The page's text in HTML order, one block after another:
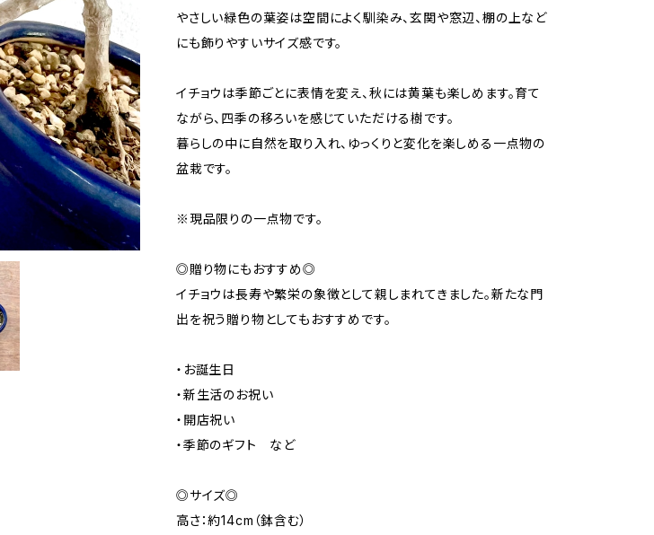
やさしい緑色の葉姿は空間によく馴染み、玄関や窓辺、棚の上など
にも飾りやすいサイズ感です。
イチョウは季節ごとに表情を変え、秋には黄葉も楽しめます。育て
ながら、四季の移ろいを感じていただける樹です。
暮らしの中に自然を取り入れ、ゆっくりと変化を楽しめる一点物の
盆栽です。
※現品限りの一点物です。
◎贈り物にもおすすめ◎
イチョウは長寿や繁栄の象徴として親しまれてきました。新たな門
出を祝う贈り物としてもおすすめです。
・お誕生日
・新生活のお祝い
・開店祝い
・季節のギフト など
◎サイズ◎
高さ：約14cm（鉢含む）